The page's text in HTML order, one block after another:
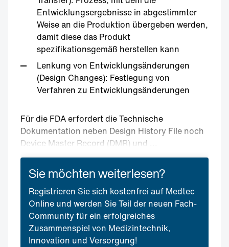
Entwicklungsergebnisse in abgestimmter
Weise an die Produktion übergeben werden,
damit diese das Produkt
spezifikationsgemäß herstellen kann
Lenkung von Entwicklungsänderungen
(Design Changes): Festlegung von
Verfahren zu Entwicklungsänderungen
Für die FDA erfordert die Technische
Dokumentation neben Design History File noch
Device Master Record (DMR) und ...
Sie möchten weiterlesen?
Registrieren Sie sich kostenfrei auf Medtec
Online und werden Sie Teil der neuen Fach-
Community für ein erfolgreiches
Zusammenspiel von Medizintechnik,
Innovation und Versorgung!